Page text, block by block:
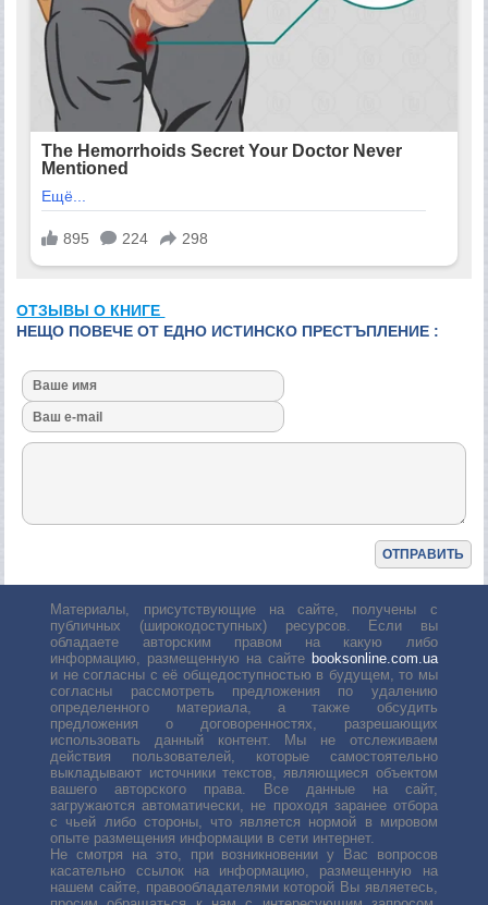
ОТЗЫВЫ О КНИГЕ
НЕЩО ПОВЕЧЕ ОТ ЕДНО ИСТИНСКО ПРЕСТЪПЛЕНИЕ :
Материалы, присутствующие на сайте, получены с
публичных (широкодоступных) ресурсов. Если вы
обладаете авторским правом на какую либо
информацию, размещенную на сайте booksonline.com.ua
и не согласны с её общедоступностью в будущем, то мы
согласны рассмотреть предложения по удалению
определенного материала, а также обсудить
предложения о договоренностях, разрешающих
использовать данный контент. Мы не отслеживаем
действия пользователей, которые самостоятельно
выкладывают источники текстов, являющиеся объектом
вашего авторского права. Все данные на сайт,
загружаются автоматически, не проходя заранее отбора
с чьей либо стороны, что является нормой в мировом
опыте размещения информации в сети интернет.
Не смотря на это, при возникновении у Вас вопросов
касательно ссылок на информацию, размещенную на
нашем сайте, правообладателями которой Вы являетесь,